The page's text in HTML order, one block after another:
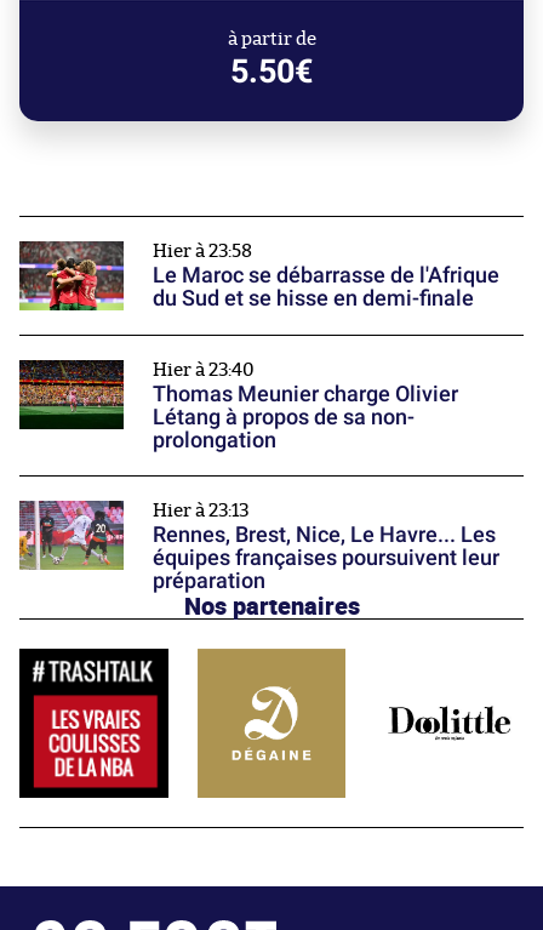
à partir de
5.50€
Hier à 23:58
Le Maroc se débarrasse de l'Afrique
du Sud et se hisse en demi-finale
Hier à 23:40
Thomas Meunier charge Olivier
Létang à propos de sa non-
prolongation
Hier à 23:13
Rennes, Brest, Nice, Le Havre... Les
équipes françaises poursuivent leur
préparation
Nos partenaires